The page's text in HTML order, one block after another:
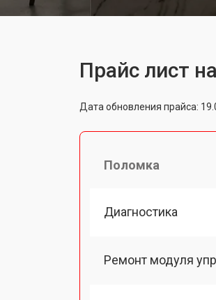
Прайс лист
Дата обновления прайса:
Поломка
Диагностика
Ремонт модуля